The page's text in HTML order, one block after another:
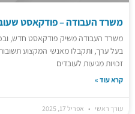
משרד העבודה – פודקאסט
משרד העבודה משיק פודקאסט חדש,
בעל ערך, ותקבלו מאנשי המקצוע
זכויות מגיעות לעובדים
קרא עוד »
עורך ראשי אפריל 17, 2025